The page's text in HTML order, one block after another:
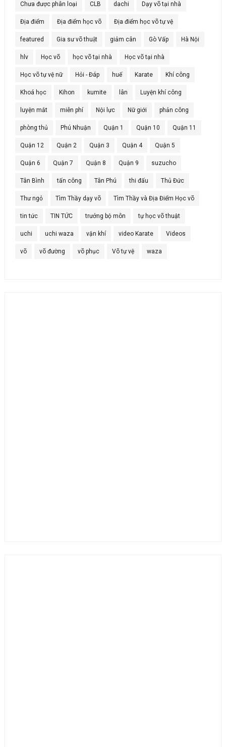
Chưa được phân loại CLB dachi Dạy võ tại nhà
Địa điểm Địa điểm học võ Địa điểm học võ tự vệ
featured Gia sư võ thuật giảm cân Gò Vấp Hà Nội
hlv Học võ học võ tại nhà Học võ tại nhà
Học võ tự vệ nữ Hỏi - Đáp huế Karate Khí công
Khoá học Kihon kumite lân Luyện khí công
luyện mắt miễn phí Nội lực Nữ giới phản công
phòng thủ Phú Nhuận Quận 1 Quận 10 Quận 11
Quận 12 Quận 2 Quận 3 Quận 4 Quận 5
Quận 6 Quận 7 Quận 8 Quận 9 suzucho
Tân Bình tấn công Tân Phú thi đấu Thủ Đức
Thư ngỏ Tìm Thầy dạy võ Tìm Thầy và Địa Điểm Học võ
tin tức TIN TỨC trưởng bộ môn tự học võ thuật
uchi uchi waza vận khí video Karate Videos
võ võ đường võ phục Võ tự vệ waza